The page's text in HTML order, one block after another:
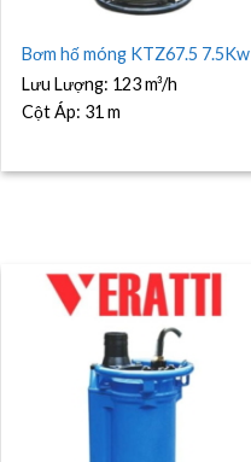
Bơm hố móng KTZ67.5 7.5Kw
Lưu Lượng: 123 m³/h
Cột Áp: 31 m